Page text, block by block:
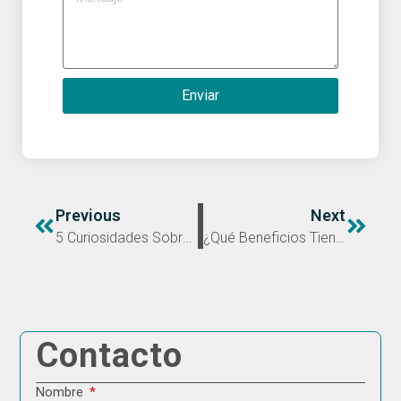
Enviar
Previous
5 Curiosidades Sobre El Cálculo De La Huella De Carbono En Empresas
Next
¿Qué Beneficios Tiene Implantar ISO 27001 En Tu Empresa?
Contacto
Nombre